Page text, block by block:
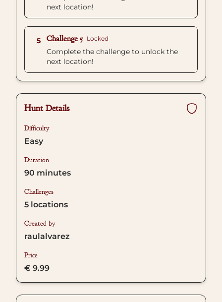
next location!
5 Challenge 5 Locked
Complete the challenge to unlock the
next location!
Hunt Details
Difficulty
Easy
Duration
90 minutes
Challenges
5 locations
Created by
raulalvarez
Price
€ 9.99